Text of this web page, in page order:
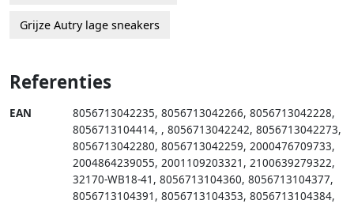
Grijze Autry lage sneakers
Referenties
EAN 8056713042235, 8056713042266, 8056713042228,
8056713104414, , 8056713042242, 8056713042273,
8056713042280, 8056713042259, 2000476709733,
2004864239055, 2001109203321 , 2100639279322,
32170-WB18-41 , 8056713104360, 8056713104377,
8056713104391 , 8056713104353, 8056713104384,